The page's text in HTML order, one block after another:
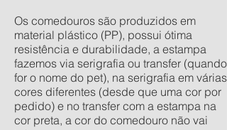
Os comedouros são produzidos em
material plástico (PP), possui ótima
resistência e durabilidade, a estampa
fazemos via serigrafia ou transfer (quando
for o nome do pet), na serigrafia em várias
cores diferentes (desde que uma cor por
pedido) e no transfer com a estampa na
cor preta, a cor do comedouro não vai